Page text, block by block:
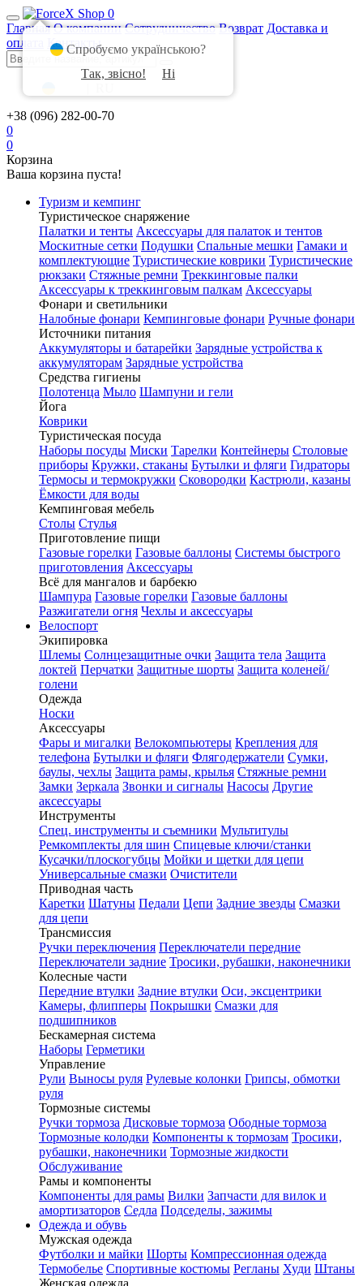
0
Главная О компании Сотрудничество Возврат Доставка и
оплата
Контакты
+38 (096) 282-00-70
0
0
Корзина
Ваша корзина пуста!
Туризм и кемпинг
Туристическое снаряжение
Палатки и тенты Аксессуары для палаток и тентов
Москитные сетки Подушки Спальные мешки Гамаки и
комплектующие Туристические коврики Туристические
рюкзаки Стяжные ремни Треккинговые палки
Аксессуары к треккинговым палкам Аксессуары
Фонари и светильники
Налобные фонари Кемпинговые фонари Ручные фонари
Источники питания
Аккумуляторы и батарейки Зарядные устройства к
аккумуляторам Зарядные устройства
Средства гигиены
Полотенца Мыло Шампуни и гели
Йога
Коврики
Туристическая посуда
Наборы посуды Миски Тарелки Контейнеры Столовые
приборы Кружки, стаканы Бутылки и фляги Гидраторы
Термосы и термокружки Сковородки Кастрюли, казаны
Ёмкости для воды
Кемпинговая мебель
Столы Стулья
Приготовление пищи
Газовые горелки Газовые баллоны Системы быстрого
приготовления Аксессуары
Всё для мангалов и барбекю
Шампура Газовые горелки Газовые баллоны
Разжигатели огня Чехлы и аксессуары
Велоспорт
Экипировка
Шлемы Солнцезащитные очки Защита тела Защита
локтей Перчатки Защитные шорты Защита коленей/
голени
Одежда
Носки
Аксессуары
Фары и мигалки Велокомпьютеры Крепления для
телефона Бутылки и фляги Флягодержатели Сумки,
баулы, чехлы Защита рамы, крылья Стяжные ремни
Замки Зеркала Звонки и сигналы Насосы Другие
аксессуары
Инструменты
Спец. инструменты и съемники Мультитулы
Ремкомплекты для шин Спицевые ключи/станки
Кусачки/плоскогубцы Мойки и щетки для цепи
Универсальные смазки Очистители
Приводная часть
Каретки Шатуны Педали Цепи Задние звезды Смазки
для цепи
Трансмиссия
Ручки переключения Переключатели передние
Переключатели задние Тросики, рубашки, наконечники
Колесные части
Передние втулки Задние втулки Оси, эксцентрики
Камеры, флипперы Покрышки Смазки для
подшипников
Бескамерная система
Наборы Герметики
Управление
Рули Выносы руля Рулевые колонки Грипсы, обмотки
руля
Тормозные системы
Ручки тормоза Дисковые тормоза Ободные тормоза
Тормозные колодки Компоненты к тормозам Тросики,
рубашки, наконечники Тормозные жидкости
Обслуживание
Рамы и компоненты
Компоненты для рамы Вилки Запчасти для вилок и
амортизаторов Седла Подседелы, зажимы
Одежда и обувь
Мужская одежда
Футболки и майки Шорты Компрессионная одежда
Термобелье Спортивные костюмы Регланы Худи Штаны
Спробуємо українською?
Так, звісно!
Ні